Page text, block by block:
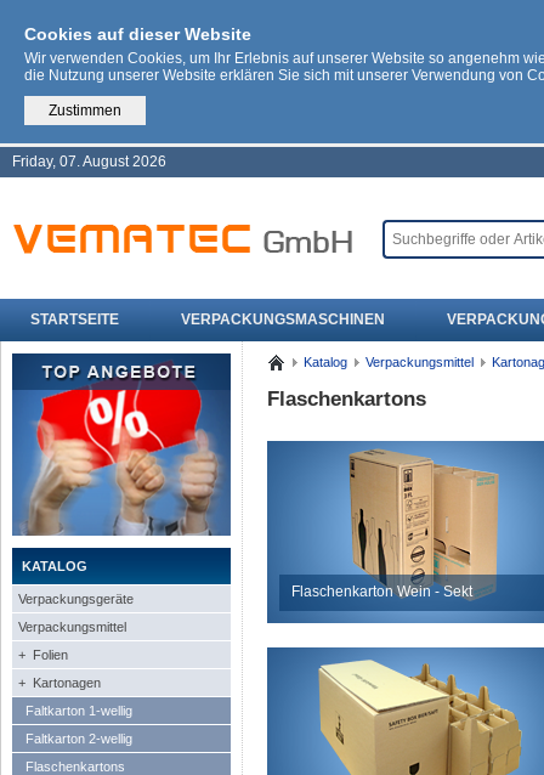
Cookies auf dieser Website
Wir verwenden Cookies, um Ihr Erlebnis auf unserer Website so angenehm
die Nutzung unserer Website erklären Sie sich mit unserer Verwendung von
Zustimmen
Friday, 07. August 2026
STARTSEITE VERPACKUNGSMASCHINEN
KATALOG
Verpackungsgeräte
Verpackungsmittel
+ Folien
+ Kartonagen
Faltkarton 1-wellig
Faltkarton 2-wellig
Flaschenkartons
Katalog Verpackungsmittel
Flaschenkartons
Flaschenkarton Wein - Sekt